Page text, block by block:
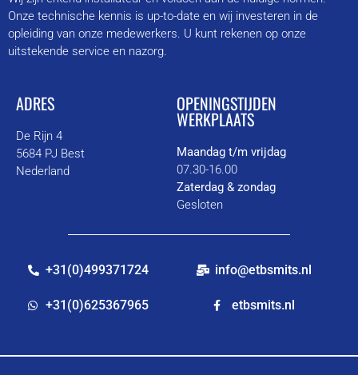
Onze technische kennis is up-to-date en wij investeren in de
opleiding van onze medewerkers. U kunt rekenen op onze
uitstekende service en nazorg.
ADRES
De Rijn 4
5684 PJ Best
Nederland
OPENINGSTIJDEN
WERKPLAATS
Maandag t/m vrijdag
07.30-16.00
Zaterdag & zondag
Gesloten
+31(0)499371724
+31(0)625367965
info@etbsmits.nl
etbsmits.nl